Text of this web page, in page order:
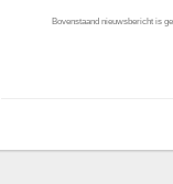
Bovenstaand nieuwsbericht is